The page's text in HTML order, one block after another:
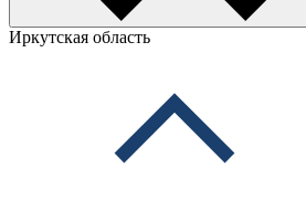
Иркутская область